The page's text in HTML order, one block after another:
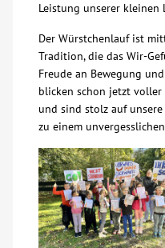
Leistung unserer kleinen
Der Würstchenlauf ist
Tradition, die das Wir-
Freude an Bewegung
blicken schon jetzt voller
und sind stolz auf
zu einem